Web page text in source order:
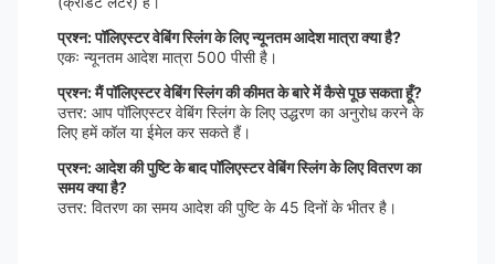
प्रश्न: पॉलिएस्टर वेबिंग स्लिंग के लिए न्यूनतम आदेश मात्रा क्या है?
एकः न्यूनतम आदेश मात्रा 500 पीसी है।
प्रश्न: मैं पॉलिएस्टर वेबिंग स्लिंग की कीमत के बारे में कैसे पूछ सकता हूँ?
उत्तर: आप पॉलिएस्टर वेबिंग स्लिंग के लिए उद्धरण का अनुरोध करने के
लिए हमें कॉल या ईमेल कर सकते हैं।
प्रश्न: आदेश की पुष्टि के बाद पॉलिएस्टर वेबिंग स्लिंग के लिए वितरण का
समय क्या है?
उत्तर: वितरण का समय आदेश की पुष्टि के 45 दिनों के भीतर है।